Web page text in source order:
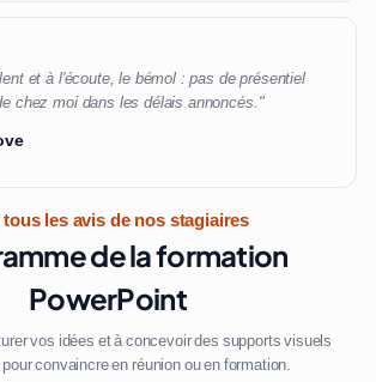
et à l'écoute, le bémol : pas de présentiel
chez moi dans les délais annoncés."
les avis de nos stagiaires
de la formation
PowerPoint
vos idées et à concevoir des supports visuels
convaincre en réunion ou en formation.